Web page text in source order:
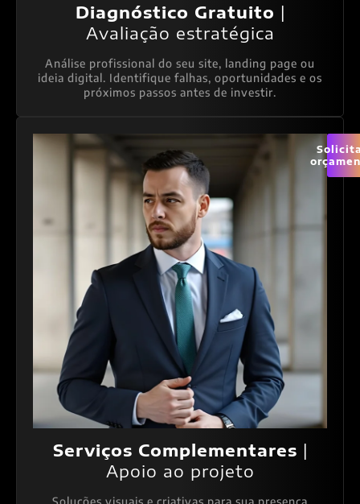
Diagnóstico Gratuito |
Avaliação estratégica
Análise profissional do seu site, landing page ou
ideia digital. Identifique falhas, oportunidades e os
próximos passos antes de investir.
Serviços Complementares |
Apoio ao projeto
Soluções visuais e criativas para sua presença